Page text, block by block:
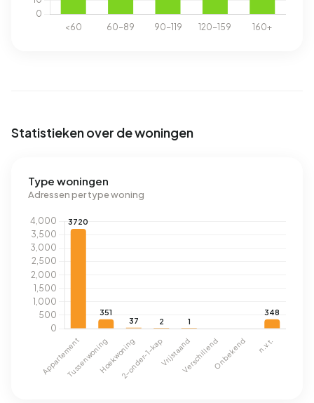
Statistieken over de woningen
Type woningen
Adressen per type woning